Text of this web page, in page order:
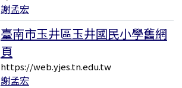
謝孟宏
臺南市玉井區玉井國民小學舊網
頁
https://web.yjes.tn.edu.tw
謝孟宏